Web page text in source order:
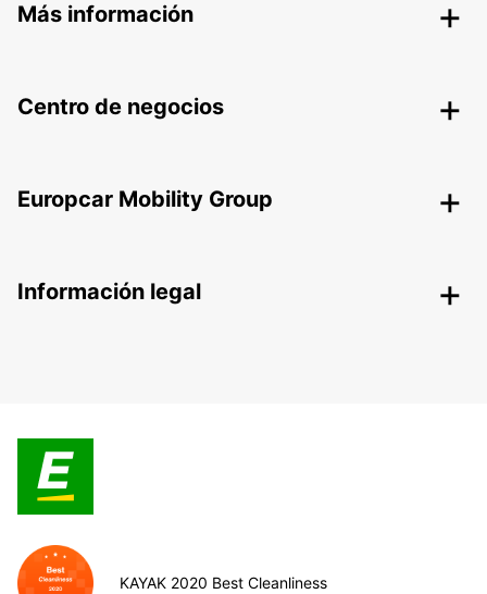
Más información
Centro de negocios
Europcar Mobility Group
Información legal
KAYAK 2020 Best Cleanliness